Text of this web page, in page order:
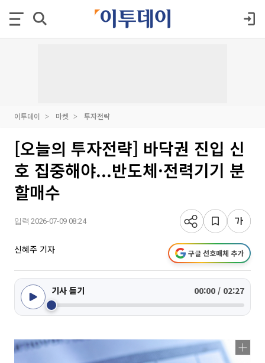
이투데이 마켓 투자전략
[오늘의 투자전략] 바닥권 진입 신
호 집중해야...반도체·전력기기 분
할매수
입력 2026-07-09 08:24
신혜주 기자 구글 선호매체 추가
기사 듣기 00:00 / 02:27